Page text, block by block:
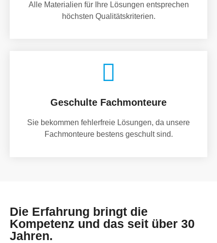
Alle Materialien für Ihre Lösungen entsprechen
höchsten Qualitätskriterien.
Geschulte Fachmonteure
Sie bekommen fehlerfreie Lösungen, da unsere
Fachmonteure bestens geschult sind.
Die Erfahrung bringt die
Kompetenz und das seit über 30
Jahren.